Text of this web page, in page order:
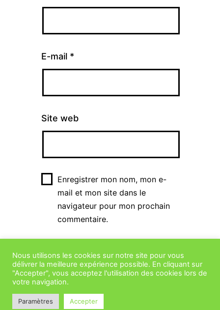
E-mail *
Site web
Enregistrer mon nom, mon e-
mail et mon site dans le
navigateur pour mon prochain
commentaire.
Nous utilisons les cookies sur notre site pour vous
délivrer la meilleure expérience possible. En cliquant sur
"Accepter", vous acceptez l'utilisation des cookies lors de
votre navigation.
Paramètres Accepter